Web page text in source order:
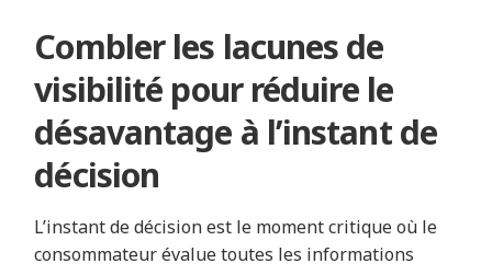
Combler les lacunes de
visibilité pour réduire le
désavantage à l’instant de
décision
L’instant de décision est le moment critique où le
consommateur évalue toutes les informations